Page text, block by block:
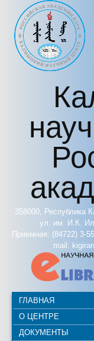
Перейти к основному
358000, Республика
ул. им. И.К.
Приемная: (84722) 3-
mail:
ГЛАВНАЯ
О ЦЕНТРЕ
ДОКУМЕНТЫ